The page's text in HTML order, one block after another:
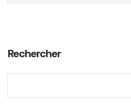
Rechercher